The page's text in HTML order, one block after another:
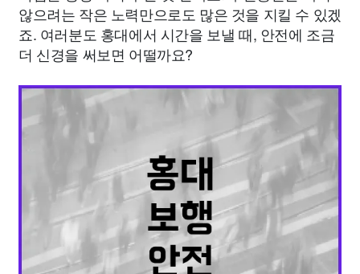
않으려는 작은 노력만으로도 많은 것을 지킬 수 있겠
죠. 여러분도 홍대에서 시간을 보낼 때, 안전에 조금
더 신경을 써보면 어떨까요?